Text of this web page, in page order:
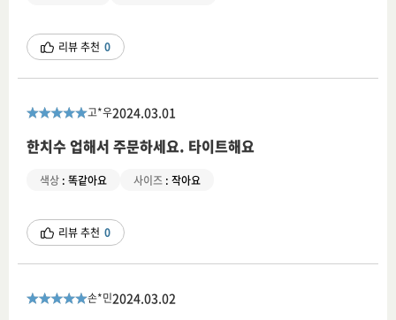
리뷰 추천 0
고*우2024.03.01
한치수 업해서 주문하세요. 타이트해요
색상 : 똑같아요 사이즈 : 작아요
리뷰 추천 0
손*민2024.03.02